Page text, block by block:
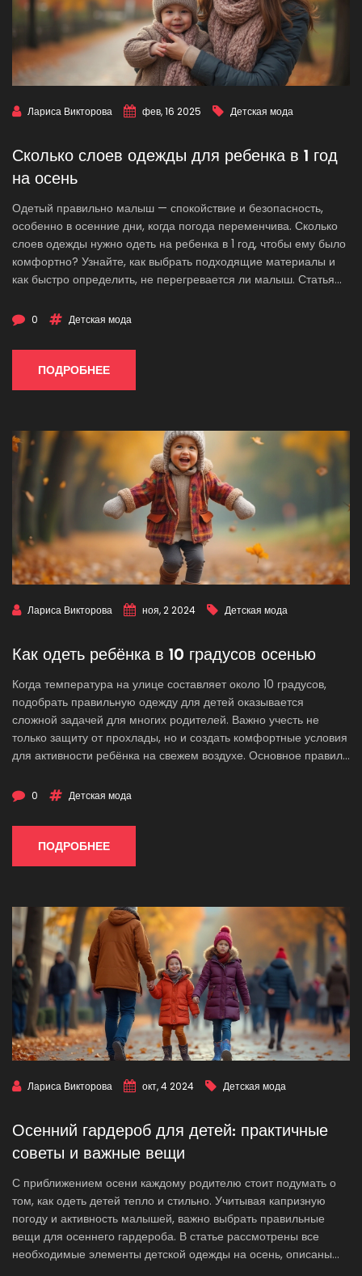
Лариса Викторова фев, 16 2025 Детская мода
Сколько слоев одежды для ребенка в 1 год
на осень
Одетый правильно малыш — спокойствие и безопасность,
особенно в осенние дни, когда погода переменчива. Сколько
слоев одежды нужно одеть на ребенка в 1 год, чтобы ему было
комфортно? Узнайте, как выбрать подходящие материалы и
как быстро определить, не перегревается ли малыш. Статья
в прохладное время года.
0 Детская мода
ПОДРОБНЕЕ
Лариса Викторова ноя, 2 2024 Детская мода
Как одеть ребёнка в 10 градусов осенью
Когда температура на улице составляет около 10 градусов,
подобрать правильную одежду для детей оказывается
сложной задачей для многих родителей. Важно учесть не
только защиту от прохлады, но и создать комфортные условия
для активности ребёнка на свежем воздухе. Основное правило
теплообмен в зависимости от погоды и активности. Не стоит
обувь имеют важное значение для двойной защиты от
прохлады. В статье разбираем основные подходы к выбору
одежды для детей в период осеннего межсезонья, учитывая
0 Детская мода
ПОДРОБНЕЕ
Лариса Викторова окт, 4 2024 Детская мода
Осенний гардероб для детей: практичные
советы и важные вещи
С приближением осени каждому родителю стоит подумать о
том, как одеть детей тепло и стильно. Учитывая капризную
погоду и активность малышей, важно выбрать правильные
вещи для осеннего гардероба. В статье рассмотрены все
необходимые элементы детской одежды на осень, описаны